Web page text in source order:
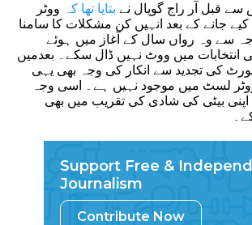
قبل آر راج گوپال نے بتایا تھا کہ
ووٹر
جانے کے بعد انہیں کن مشکلات کا سامنا
سے وہ رواں سال کے آغاز میں ہوئے
انتخابات میں ووٹ نہیں ڈال سکے۔ بعدمیں
کی تجدید سے انکار کی وجہ بھی یہی
ووٹر لسٹ میں موجود نہیں ہے۔ اسی وجہ
بیٹی کی شادی کی تقریب میں بھی
Support Free &
Journalism
Contribute Now